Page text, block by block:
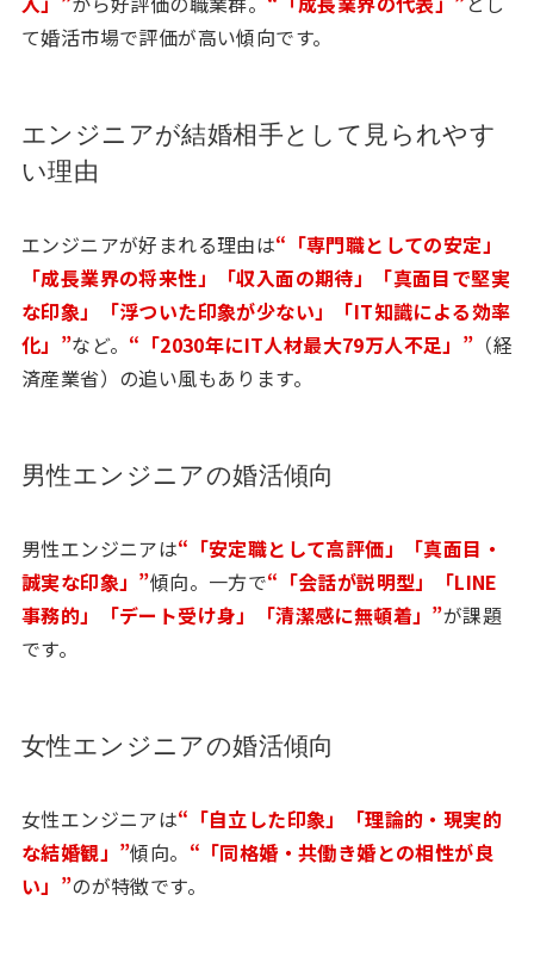
て婚活市場で評価が高い傾向です。
エンジニアが結婚相手として見られやす
い理由
エンジニアが好まれる理由は“「専門職としての安定」
「成長業界の将来性」「収入面の期待」「真面目で堅実
な印象」「浮ついた印象が少ない」「IT知識による効率
化」”など。 “「2030年にIT人材最大79万人不足」” （経
済産業省）の追い風もあります。
男性エンジニアの婚活傾向
男性エンジニアは“「安定職として高評価」「真面目・
誠実な印象」”傾向。一方で“「会話が説明型」「LINE
事務的」「デート受け身」「清潔感に無頓着」”が課題
です。
女性エンジニアの婚活傾向
女性エンジニアは“「自立した印象」「理論的・現実的
な結婚観」”傾向。 “「同格婚・共働き婚との相性が良
い」”のが特徴です。